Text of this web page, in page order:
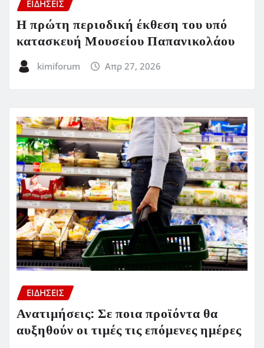
ΕΙΔΗΣΕΙΣ
Η πρώτη περιοδική έκθεση του υπό
κατασκευή Μουσείου Παπανικολάου
kimiforum Απρ 27, 2026
ΕΙΔΗΣΕΙΣ
Ανατιμήσεις: Σε ποια προϊόντα θα
αυξηθούν οι τιμές τις επόμενες ημέρες